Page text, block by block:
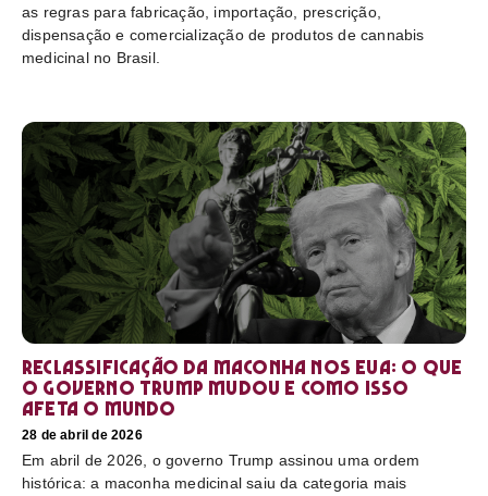
as regras para fabricação, importação, prescrição,
dispensação e comercialização de produtos de cannabis
medicinal no Brasil.
Reclassificação da maconha nos EUA: o que
o governo Trump mudou e como isso
afeta o mundo
28 de abril de 2026
Em abril de 2026, o governo Trump assinou uma ordem
histórica: a maconha medicinal saiu da categoria mais